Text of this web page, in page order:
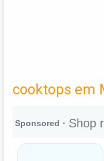
cooktops em